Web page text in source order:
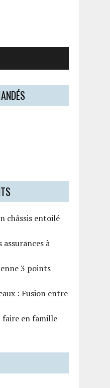
châssis entoilé
à
3 points
: Fusion entre
faire en famille